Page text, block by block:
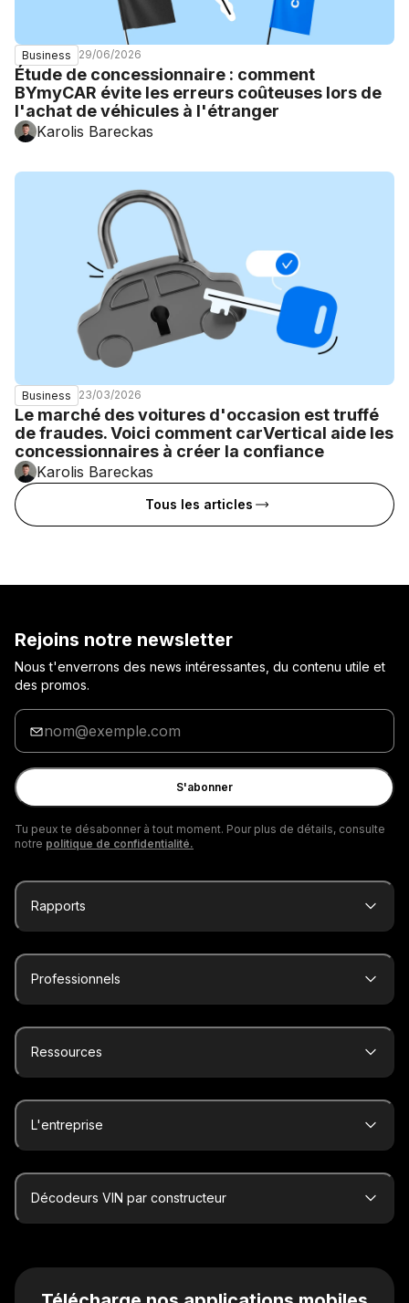
Business 29/06/2026
Étude de concessionnaire : comment
BYmyCAR évite les erreurs coûteuses lors de
l'achat de véhicules à l'étranger
Karolis Bareckas
Business 23/03/2026
Le marché des voitures d'occasion est truffé
de fraudes. Voici comment carVertical aide les
concessionnaires à créer la confiance
Karolis Bareckas
Tous les articles
Rejoins notre newsletter
Nous t'enverrons des news intéressantes, du contenu utile et
des promos.
Entre
ton
adresse
e-
mail
S'abonner
Tu peux te désabonner à tout moment. Pour plus de détails, consulte
notre politique de confidentialité.
Rapports
Professionnels
Ressources
L'entreprise
Décodeurs VIN par constructeur